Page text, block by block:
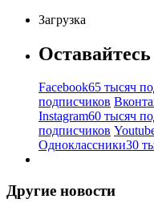
Загрузка
Facebook65 тысяч
подписчиков
Instagram60 тысяч
подписчиков
Одноклассники30
Другие новости